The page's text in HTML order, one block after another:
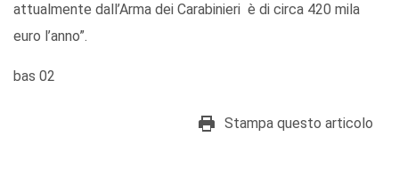
attualmente dall’Arma dei Carabinieri è di circa 420 mila
euro l’anno”.
bas 02
Stampa questo articolo